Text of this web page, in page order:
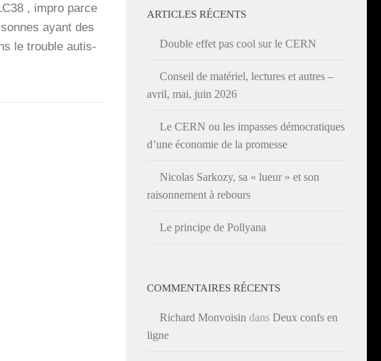
, impro parce
ayant des
le trouble autis­
ARTICLES RÉCENTS
Double effet pas cool sur le CERN
Conseil de matériel, lectures et autres –
avril, mai, juin 2026
Le CERN ou les impasses démocratiques
d’une économie de la promesse
Nicolas Sarkozy, sa « lueur » et son
raisonnement à rebours
Le principe de Pollyana
COMMENTAIRES RÉCENTS
Richard Monvoisin dans Deux confs en
ligne